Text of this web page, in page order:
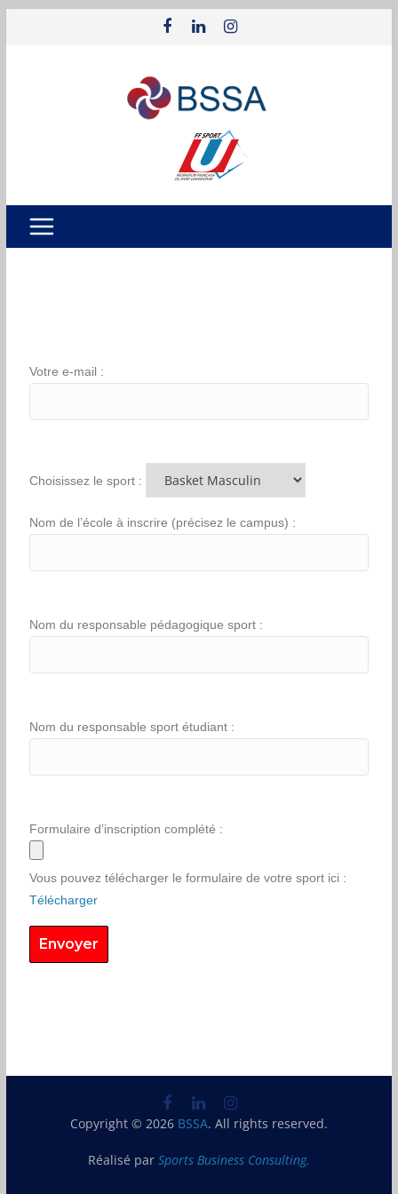
Votre e-mail :
Choisissez le sport :
Nom de l’école à inscrire (précisez le campus) :
Nom du responsable pédagogique sport :
Nom du responsable sport étudiant :
Formulaire d’inscription complété :
Vous pouvez télécharger le formulaire de votre sport ici :
Télécharger
Copyright © 2026 BSSA. All rights reserved.
Réalisé par Sports Business Consulting.